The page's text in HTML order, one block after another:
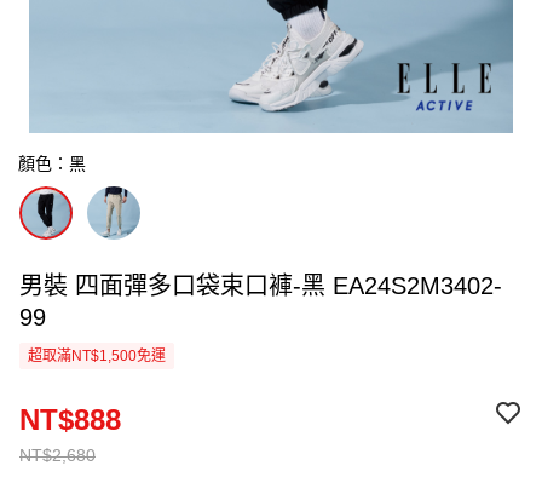
顏色：黑
男裝 四面彈多口袋束口褲-黑 EA24S2M3402-
99
超取滿NT$1,500免運
NT$2,680
NT$888